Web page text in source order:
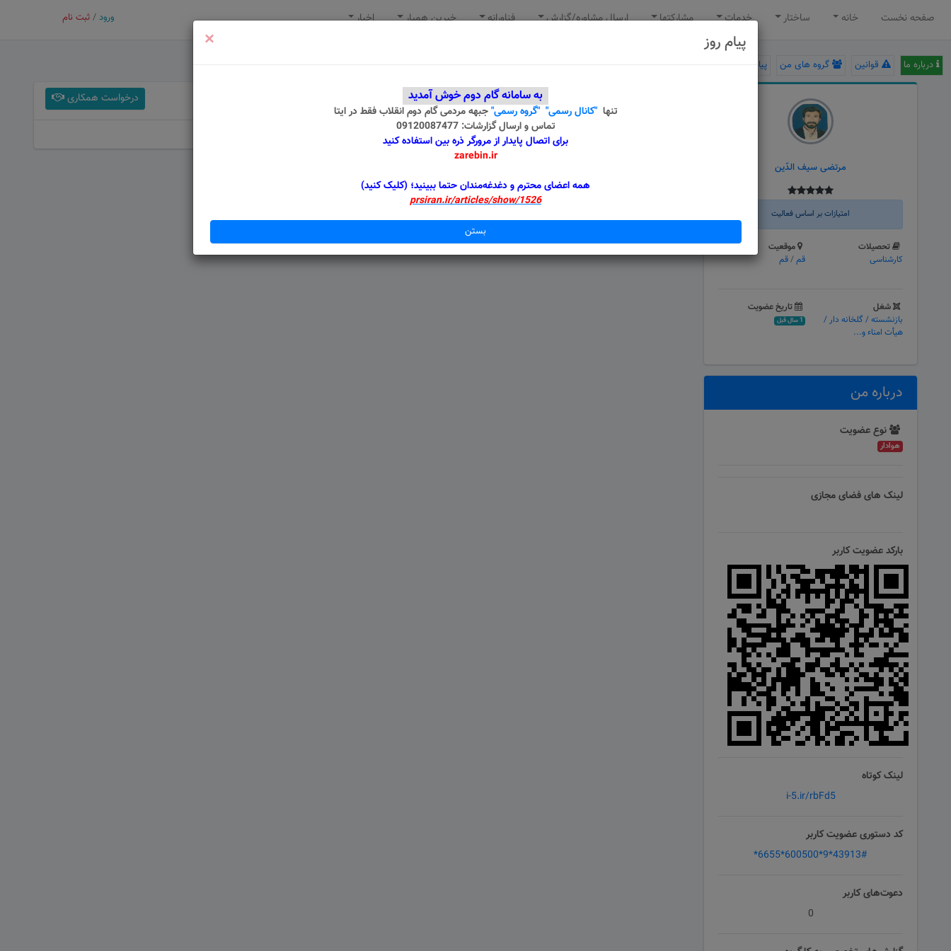
صفحه نخست خانه ساختار خدمات مشارکتها ارسال مشاوره/گزارش فناورانه خیرین همیار اخبار ورود / ثبت نام
درباره ما قوانین گروه های من پیام سامانه
مرتضی سیف الدّین
امتیازات بر اساس فعالیت
تحصیلات
کارشناسی
موقعیت
قم/قم
شغل
بازنشسته / گلخانه دار /
هیأت امناء و...
تاریخ عضویت
1 سال قبل
درباره من
نوع عضویت
هوادار
لینک های فضای مجازی
بارکد عضویت کاربر
لینک کوتاه
i-5.ir/rbFd5
کد دستوری عضویت کاربر
*6655*600500*9*43913#
دعوت‌های کاربر
0
درخواست همکاری اطلاعات تکمیلی - مرتضی سیف الدّین
پیام روز ×
به سامانه گام دوم خوش آمدید
تنها"کانال رسمی" "گروه رسمی"جبهه مردمی گام دوم انقلابفقط در ایتا
تماس و ارسال گزارشات: 09120087477
برای اتصال پایدار از مرورگر ذره بین استفاده کنید
zarebin.ir
همه اعضای محترم و دغدغه‌مندان حتما ببینید؛ (کلیک کنید)
prsiran.ir/articles/show/1526
بستن